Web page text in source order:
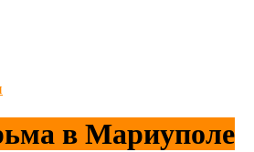
в Мариуполе